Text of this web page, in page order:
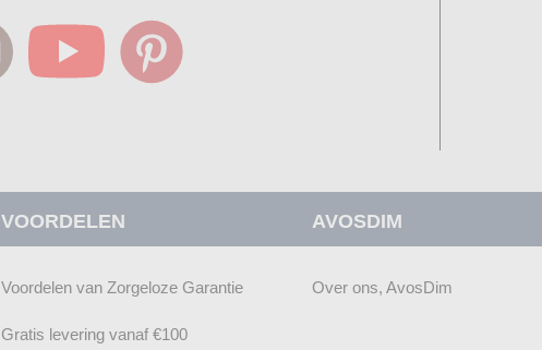
VOORDELEN
Voordelen van Zorgeloze Garantie
Gratis levering vanaf €100
AVOSDIM
Over ons, AvosDim